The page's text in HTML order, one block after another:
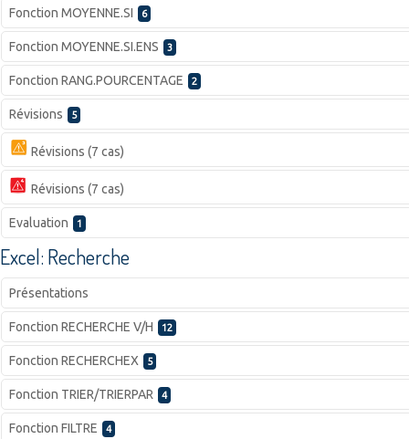
Fonction MOYENNE.SI 6
Fonction MOYENNE.SI.ENS 3
Fonction RANG.POURCENTAGE 2
Révisions 5
Révisions (7 cas)
Révisions (7 cas)
Evaluation 1
Excel: Recherche
Présentations
Fonction RECHERCHE V/H 12
Fonction RECHERCHEX 5
Fonction TRIER/TRIERPAR 4
Fonction FILTRE 4